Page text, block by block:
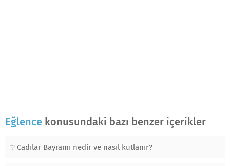
Eğlence konusundaki bazı benzer içerikler
Cadılar Bayramı nedir ve nasıl kutlanır?